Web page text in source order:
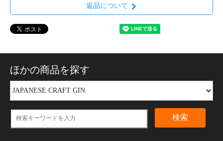
返品について
ほかの商品を探す
検索